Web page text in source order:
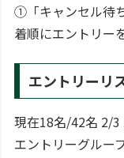
①「キャンセル待
着順にエントリー
エントリーリ
現在18名/42名 2/
エントリーグルー